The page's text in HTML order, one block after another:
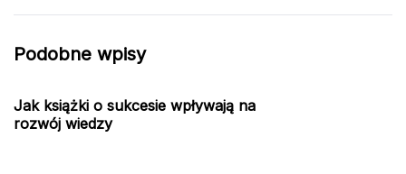
Podobne wpisy
Jak książki o sukcesie wpływają na
rozwój wiedzy